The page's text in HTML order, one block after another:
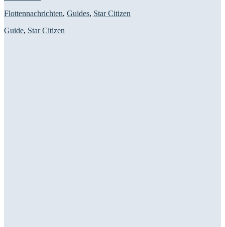
Flottennachrichten, Guides, Star Citizen
Guide, Star Citizen